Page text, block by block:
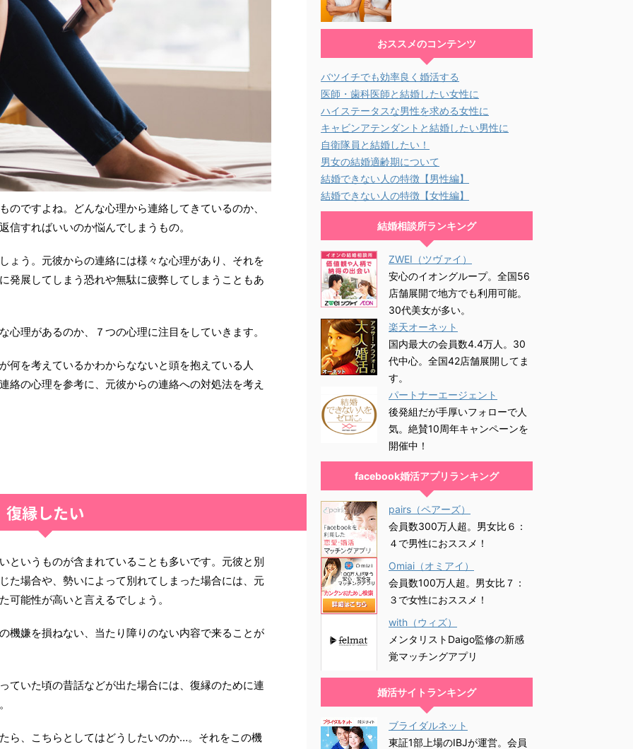
のですよね。どんな心理から連絡してきているのか、
信すればいいのか悩んでしまうもの。
ょう。元彼からの連絡には様々な心理があり、それを
発展してしまう恐れや無駄に疲弊してしまうこともあ
心理があるのか、７つの心理に注目をしていきます。
何を考えているかわからなないと頭を抱えている人
絡の心理を参考に、元彼からの連絡への対処法を考え
復縁したい
というものが含まれていることも多いです。元彼と別
た場合や、勢いによって別れてしまった場合には、元
可能性が高いと言えるでしょう。
機嫌を損ねない、当たり障りのない内容で来ることが
ていた頃の昔話などが出た場合には、復縁のために連
ら、こちらとしてはどうしたいのか…。それをこの機
おススメのコンテンツ
バツイチでも効率良く婚活する
医師・歯科医師と結婚したい女性に
ハイステータスな男性を求める女性に
キャビンアテンダントと結婚したい男性に
自衛隊員と結婚したい！
男女の結婚適齢期について
結婚できない人の特徴【男性編】
結婚できない人の特徴【女性編】
結婚相談所ランキング
ZWEI（ツヴァイ）
安心のイオングループ。全国56
店舗展開で地方でも利用可能。
30代美女が多い。
楽天オーネット
国内最大の会員数4.4万人。30
代中心。全国42店舗展開してま
す。
パートナーエージェント
後発組だが手厚いフォローで人
気。絶賛10周年キャンペーンを
開催中！
facebook婚活アプリランキング
pairs（ペアーズ）
会員数300万人超。男女比６：
４で男性におススメ！
Omiai（オミアイ）
会員数100万人超。男女比７：
３で女性におススメ！
with（ウィズ）
メンタリストDaigo監修の新感
覚マッチングアプリ
婚活サイトランキング
ブライダルネット
東証1部上場のIBJが運営。会員